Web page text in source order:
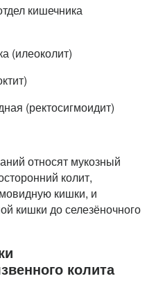
кишечника
(илеоколит)
(ректосигмоидит)
относят мукозный
колит,
кишки, и
кишки до селезёночного
колита